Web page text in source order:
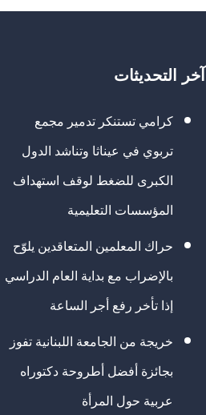
آخر التحديثات
كرامي تستنكر تدمير مجمع
تربوي في عيناثا وتناشد الدول
الكبرى للضغط لوقف استهداف
المؤسسات التعليمية
حراك المعلمين المتعاقدين يلوّح
بالإضراب مع بداية العام الدراسي
إذا تأخر رفع أجر الساعة
خريجة من الجامعة اللبنانية تفوز
بجائزة أفضل أطروحة دكتوراه
عربية حول المرأة